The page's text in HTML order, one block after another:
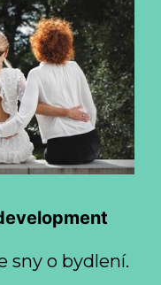
sny o bydlení.